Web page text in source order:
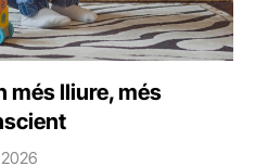
més lliure, més